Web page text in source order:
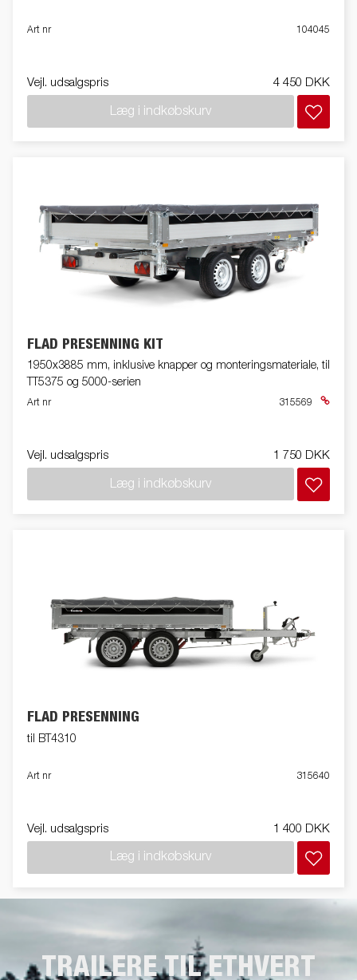
Art nr 104045
Vejl. udsalgspris 4 450 DKK
Læg i indkøbskurv
FLAD PRESENNING KIT
1950x3885 mm, inklusive knapper og monteringsmateriale, til
TT5375 og 5000-serien
Art nr 315569
Vejl. udsalgspris 1 750 DKK
Læg i indkøbskurv
FLAD PRESENNING
til BT4310
Art nr 315640
Vejl. udsalgspris 1 400 DKK
Læg i indkøbskurv
TRAILERE TIL ETHVERT